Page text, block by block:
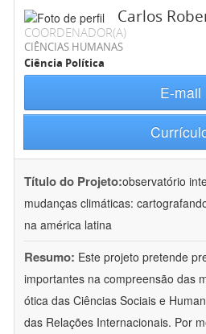
Carlos
COORDENADOR(A)
CIÊNCIAS HUMANAS
Ciência Política
E-mail
Título do Projeto:observatório
mudanças climáticas:
na américa latina
Resumo: Este projeto pretende
importantes na compreensão das
ótica das Ciências Sociais e
das Relações Internacionais. Por